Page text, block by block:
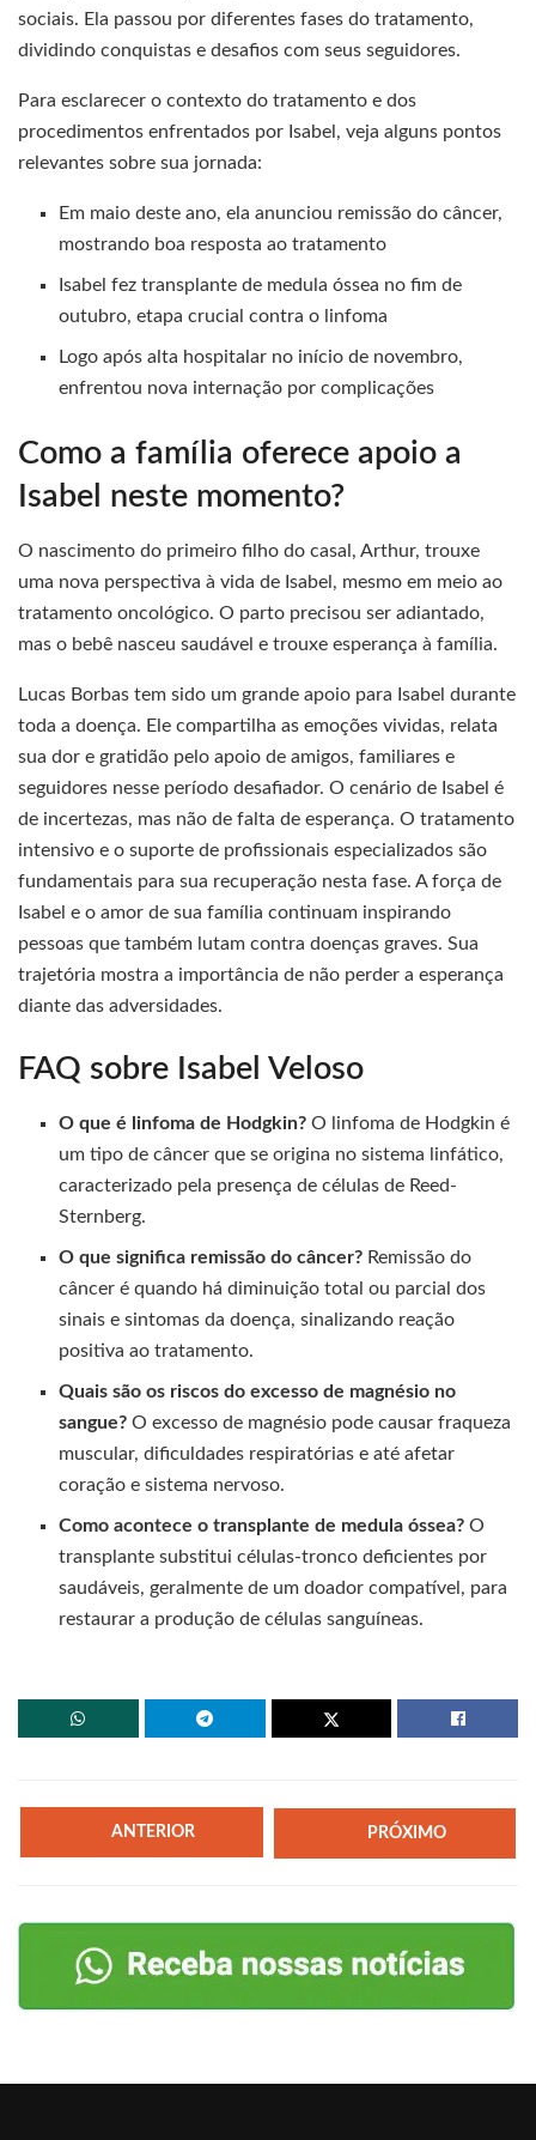
sociais. Ela passou por diferentes fases do tratamento,
dividindo conquistas e desafios com seus seguidores.
Para esclarecer o contexto do tratamento e dos
procedimentos enfrentados por Isabel, veja alguns pontos
relevantes sobre sua jornada:
Em maio deste ano, ela anunciou remissão do câncer,
mostrando boa resposta ao tratamento
Isabel fez transplante de medula óssea no fim de
outubro, etapa crucial contra o linfoma
Logo após alta hospitalar no início de novembro,
enfrentou nova internação por complicações
Como a família oferece apoio a
Isabel neste momento?
O nascimento do primeiro filho do casal, Arthur, trouxe
uma nova perspectiva à vida de Isabel, mesmo em meio ao
tratamento oncológico. O parto precisou ser adiantado,
mas o bebê nasceu saudável e trouxe esperança à família.
Lucas Borbas tem sido um grande apoio para Isabel durante
toda a doença. Ele compartilha as emoções vividas, relata
sua dor e gratidão pelo apoio de amigos, familiares e
seguidores nesse período desafiador. O cenário de Isabel é
de incertezas, mas não de falta de esperança. O tratamento
intensivo e o suporte de profissionais especializados são
fundamentais para sua recuperação nesta fase. A força de
Isabel e o amor de sua família continuam inspirando
pessoas que também lutam contra doenças graves. Sua
trajetória mostra a importância de não perder a esperança
diante das adversidades.
FAQ sobre Isabel Veloso
O que é linfoma de Hodgkin? O linfoma de Hodgkin é
um tipo de câncer que se origina no sistema linfático,
caracterizado pela presença de células de Reed-
Sternberg.
O que significa remissão do câncer? Remissão do
câncer é quando há diminuição total ou parcial dos
sinais e sintomas da doença, sinalizando reação
positiva ao tratamento.
Quais são os riscos do excesso de magnésio no
sangue? O excesso de magnésio pode causar fraqueza
muscular, dificuldades respiratórias e até afetar
coração e sistema nervoso.
Como acontece o transplante de medula óssea? O
transplante substitui células-tronco deficientes por
saudáveis, geralmente de um doador compatível, para
restaurar a produção de células sanguíneas.
ANTERIOR PRÓXIMO